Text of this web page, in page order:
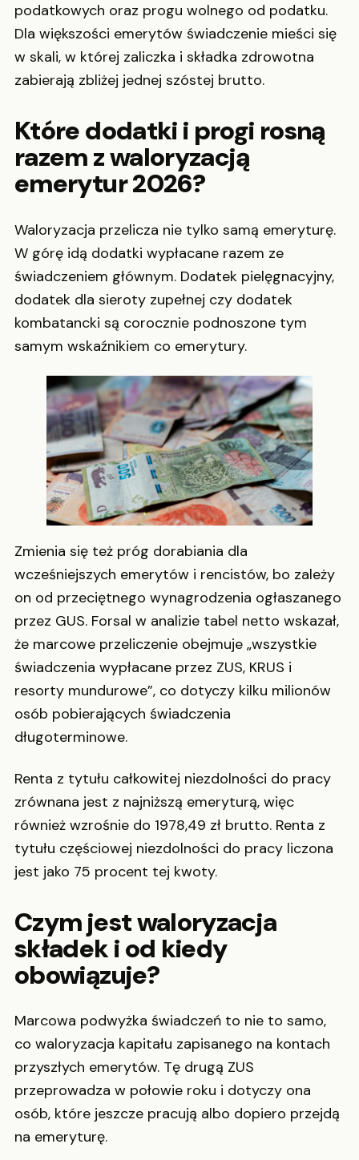
podatkowych oraz progu wolnego od podatku.
Dla większości emerytów świadczenie mieści się
w skali, w której zaliczka i składka zdrowotna
zabierają zbliżej jednej szóstej brutto.
Które dodatki i progi rosną
razem z waloryzacją
emerytur 2026?
Waloryzacja przelicza nie tylko samą emeryturę.
W górę idą dodatki wypłacane razem ze
świadczeniem głównym. Dodatek pielęgnacyjny,
dodatek dla sieroty zupełnej czy dodatek
kombatancki są corocznie podnoszone tym
samym wskaźnikiem co emerytury.
Zmienia się też próg dorabiania dla
wcześniejszych emerytów i rencistów, bo zależy
on od przeciętnego wynagrodzenia ogłaszanego
przez GUS. Forsal w analizie tabel netto wskazał,
że marcowe przeliczenie obejmuje „wszystkie
świadczenia wypłacane przez ZUS, KRUS i
resorty mundurowe”, co dotyczy kilku milionów
osób pobierających świadczenia
długoterminowe.
Renta z tytułu całkowitej niezdolności do pracy
zrównana jest z najniższą emeryturą, więc
również wzrośnie do 1978,49 zł brutto. Renta z
tytułu częściowej niezdolności do pracy liczona
jest jako 75 procent tej kwoty.
Czym jest waloryzacja
składek i od kiedy
obowiązuje?
Marcowa podwyżka świadczeń to nie to samo,
co waloryzacja kapitału zapisanego na kontach
przyszłych emerytów. Tę drugą ZUS
przeprowadza w połowie roku i dotyczy ona
osób, które jeszcze pracują albo dopiero przejdą
na emeryturę.